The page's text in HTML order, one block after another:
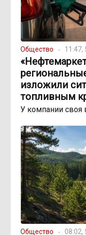
Общество 11:47,
изложили
топливным
У компании своя
Общество 08:02,